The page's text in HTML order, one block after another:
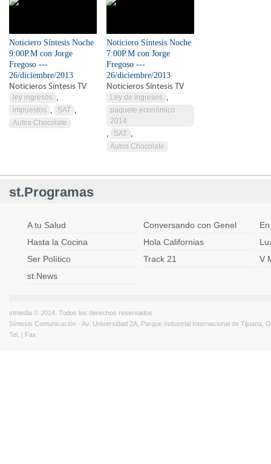
Noticiero Síntesis Noche
9:00P.M con Jorge
Fregoso ---
26/diciembre/2013
Noticieros Síntesis TV
ley ingresos ,
impuestos , SAT ,
Autos Chocolate
Noticiero Síntesis Noche
7:00P.M con Jorge
Fregoso ---
26/diciembre/2013
Noticieros Síntesis TV
Ley de ingresos ,
paquete económico
2014
,
SAT ,
Autos Chocolate
st.Programas
A tu Salud Conversando con Genel
Hasta la Cocina
Hola Californias
Ser Político
Track 21
V
st.News
stmedia © 2014. Todos los derechos reservados.
Síntesis Comunicación - Av. Universidad 2A, Parque Industrial Internacional de Tijuana,
Tel. | Fax